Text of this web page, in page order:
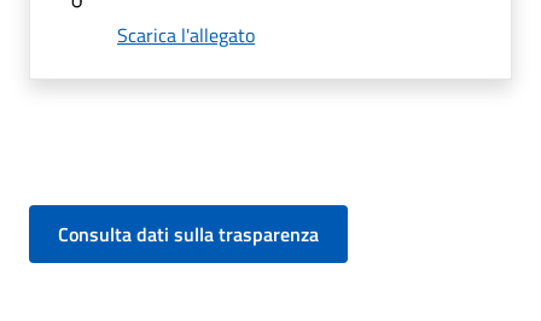
Scarica l'allegato
Consulta dati sulla trasparenza